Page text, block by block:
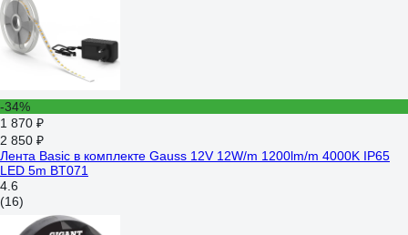
-34%
1 870 ₽
2 850 ₽
Лента Basic в комплекте Gauss 12V 12W/m 1200lm/m 4000K IP65
LED 5m BT071
4.6
(16)